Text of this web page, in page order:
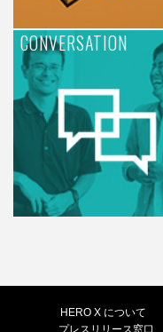
CONVERSATION
HERO X について
プレスリリース窓口